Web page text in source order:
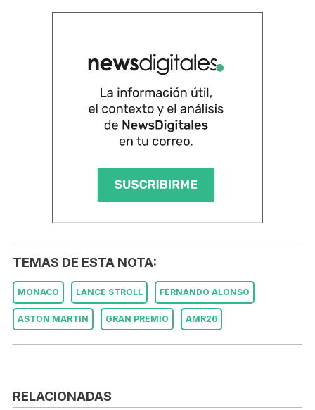
TEMAS DE ESTA NOTA:
MÓNACO LANCE STROLL FERNANDO ALONSO
ASTON MARTIN GRAN PREMIO AMR26
RELACIONADAS